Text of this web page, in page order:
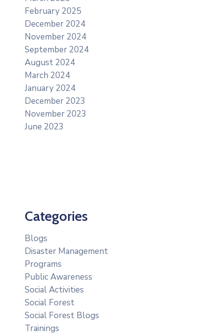
February 2025
December 2024
November 2024
September 2024
August 2024
March 2024
January 2024
December 2023
November 2023
June 2023
Categories
Blogs
Disaster Management
Programs
Public Awareness
Social Activities
Social Forest
Social Forest Blogs
Trainings